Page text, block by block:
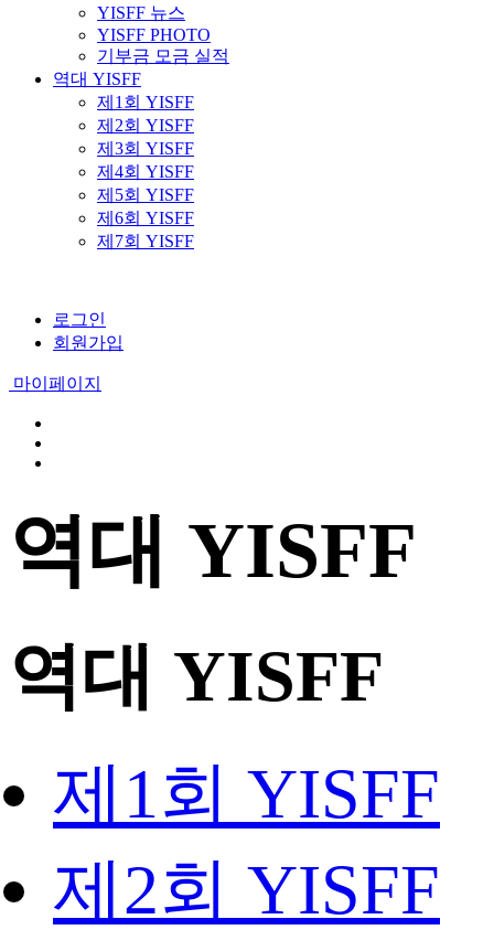
YISFF 뉴스
YISFF PHOTO
기부금 모금 실적
역대 YISFF
제1회 YISFF
제2회 YISFF
제3회 YISFF
제4회 YISFF
제5회 YISFF
제6회 YISFF
제7회 YISFF
로그인
회원가입
마이페이지
역대 YISFF
역대 YISFF
제1회 YISFF
제2회 YISFF